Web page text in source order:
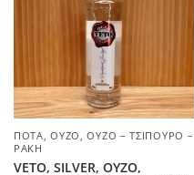
ΠΟΤΆ,ΟΎΖΟ ,ΟΎΖΟ – ΤΣΊΠΟΥΡΟ –
ΡΑΚΉ
VETO, SILVER, ΟΥΖΟ,